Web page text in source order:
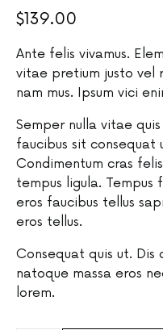
$139.00
Ante felis vivamus.
vitae pretium justo vel
nam mus. Ipsum vici
Semper nulla vitae
faucibus sit consequat
Condimentum cras
tempus ligula.
eros faucibus tellus
eros tellus.
Consequat quis ut. Dis
natoque massa eros
lorem.